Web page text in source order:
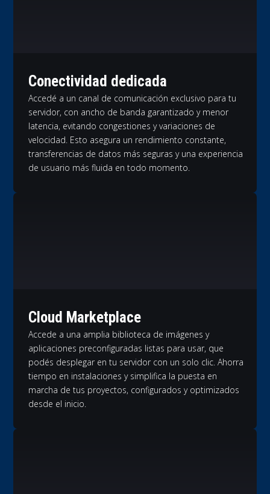
Conectividad dedicada
Accedé a un canal de comunicación exclusivo para tu
servidor, con ancho de banda garantizado y menor
latencia, evitando congestiones y variaciones de
velocidad. Esto asegura un rendimiento constante,
transferencias de datos más seguras y una experiencia
de usuario más fluida en todo momento.
Cloud Marketplace
Accede a una amplia biblioteca de imágenes y
aplicaciones preconfiguradas listas para usar, que
podés desplegar en tu servidor con un solo clic. Ahorra
tiempo en instalaciones y simplifica la puesta en
marcha de tus proyectos, configurados y optimizados
desde el inicio.